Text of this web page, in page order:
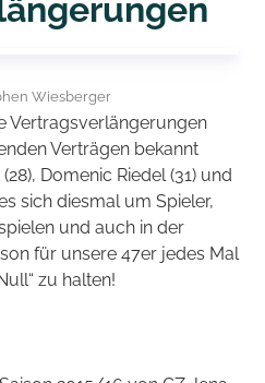
Wiesberger
Vertragsverlängerungen
Verträgen bekannt
Domenic Riedel (31) und
sich diesmal um Spieler,
und auch in der
für unsere 47er jedes Mal
zu halten!